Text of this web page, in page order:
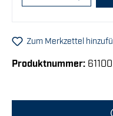
Zum Merkzettel
Produktnummer: 61100